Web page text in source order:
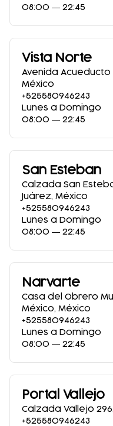
08:00 ― 22:45
Vista Norte
Avenida Acueducto
México
+525580946243
Lunes a Domingo
08:00 ― 22:45
San Esteban
Calzada San
Juárez, México
+525580946243
Lunes a Domingo
08:00 ― 22:45
Narvarte
Casa del Obrero
México, México
+525580946243
Lunes a Domingo
08:00 ― 22:45
Portal Vallejo
Calzada Vallejo 296,
+525580946243